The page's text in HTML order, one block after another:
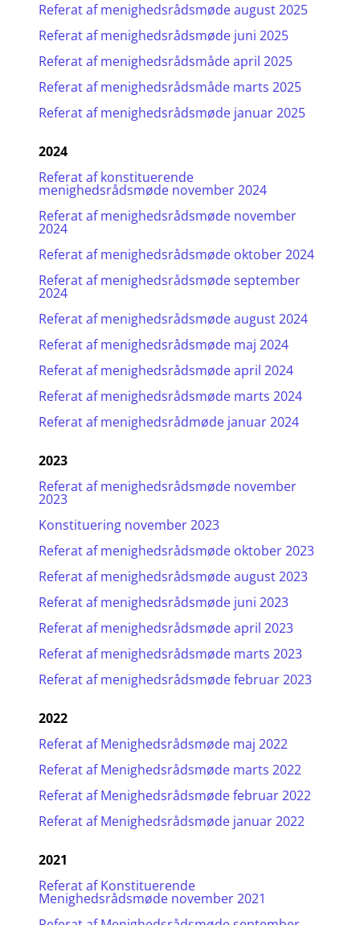
Referat af menighedsrådsmøde august 2025
Referat af menighedsrådsmøde juni 2025
Referat af menighedsrådsmåde april 2025
Referat af menighedsrådsmåde marts 2025
Referat af menighedsrådsmøde januar 2025
2024
Referat af konstituerende
menighedsrådsmøde november 2024
Referat af menighedsrådsmøde november
2024
Referat af menighedsrådsmøde oktober 2024
Referat af menighedsrådsmøde september
2024
Referat af menighedsrådsmøde august 2024
Referat af menighedsrådsmøde maj 2024
Referat af menighedsrådsmøde april 2024
Referat af menighedsrådsmøde marts 2024
Referat af menighedsrådmøde januar 2024
2023
Referat af menighedsrådsmøde november
2023
Konstituering november 2023
Referat af menighedsrådsmøde oktober 2023
Referat af menighedsrådsmøde august 2023
Referat af menighedsrådsmøde juni 2023
Referat af menighedsrådsmøde april 2023
Referat af menighedsrådsmøde marts 2023
Referat af menighedsrådsmøde februar 2023
2022
Referat af Menighedsrådsmøde maj 2022
Referat af Menighedsrådsmøde marts 2022
Referat af Menighedsrådsmøde februar 2022
Referat af Menighedsrådsmøde januar 2022
2021
Referat af Konstituerende
Menighedsrådsmøde november 2021